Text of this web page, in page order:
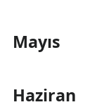
Mayıs
Haziran